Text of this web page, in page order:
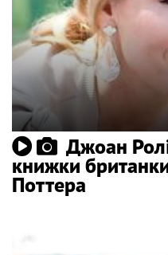
Джоан
книжки
Поттера